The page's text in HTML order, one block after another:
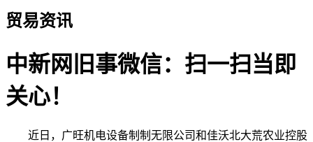
贸易资讯
中新网旧事微信：扫一扫当即
关心！
近日，广旺机电设备制制无限公司和佳沃北大荒农业控股